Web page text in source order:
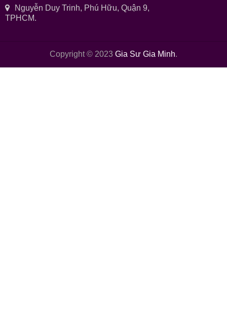
Nguyễn Duy Trinh, Phú Hữu, Quận 9,
TPHCM.
Copyright © 2023 Gia Sư Gia Minh.